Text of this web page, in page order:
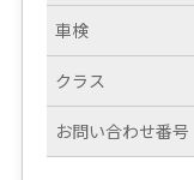
車検
クラス
お問い合わせ番号